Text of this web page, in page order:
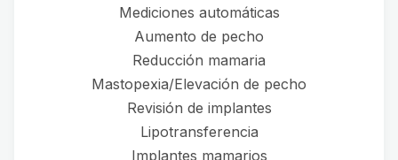
Mediciones automáticas
Aumento de pecho
Reducción mamaria
Mastopexia/Elevación de pecho
Revisión de implantes
Lipotransferencia
Implantes mamarios